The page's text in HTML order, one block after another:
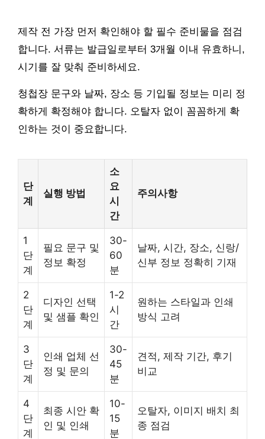
제작 전 가장 먼저 확인해야 할 필수 준비물을 점검
합니다. 서류는 발급일로부터 3개월 이내 유효하니,
시기를 잘 맞춰 준비하세요.
청첩장 문구와 날짜, 장소 등 기입될 정보는 미리 정
확하게 확정해야 합니다. 오탈자 없이 꼼꼼하게 확
인하는 것이 중요합니다.
단
계
실행 방법
소
요
시
간
주의사항
1
단
계
필요 문구 및
정보 확정
30-
60
분
날짜, 시간, 장소, 신랑/
신부 정보 정확히 기재
2
단
계
디자인 선택
및 샘플 확인
1-2
시
간
원하는 스타일과 인쇄
방식 고려
3
단
계
인쇄 업체 선
정 및 문의
30-
45
분
견적, 제작 기간, 후기
비교
4
단
계
최종 시안 확
인 및 인쇄
10-
15
분
오탈자, 이미지 배치 최
종 점검